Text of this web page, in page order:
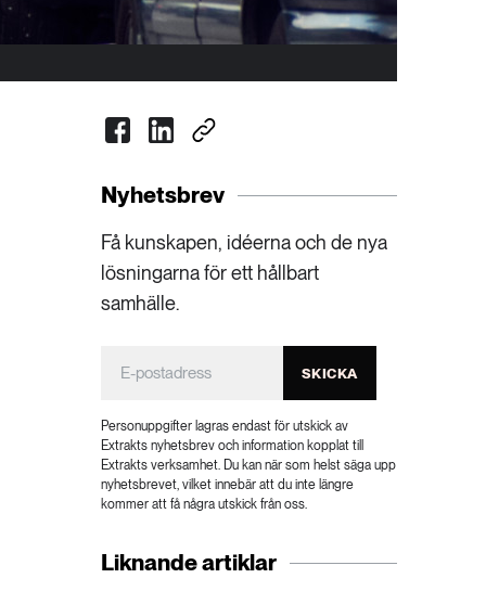
Nyhetsbrev
Få kunskapen, idéerna och de nya
lösningarna för ett hållbart
samhälle.
SKICKA
Personuppgifter lagras endast för utskick av
Extrakts nyhetsbrev och information kopplat till
Extrakts verksamhet. Du kan när som helst säga upp
nyhetsbrevet, vilket innebär att du inte längre
kommer att få några utskick från oss.
Liknande artiklar